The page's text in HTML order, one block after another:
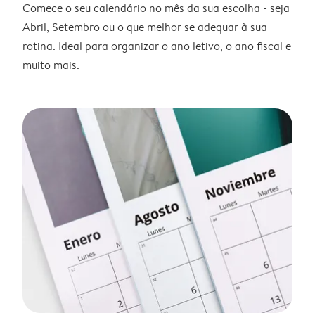
Comece o seu calendário no mês da sua escolha - seja
Abril, Setembro ou o que melhor se adequar à sua
rotina. Ideal para organizar o ano letivo, o ano fiscal e
muito mais.